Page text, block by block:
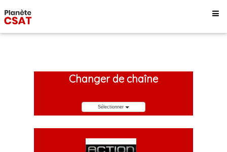
Changer de chaîne
Sélectionner